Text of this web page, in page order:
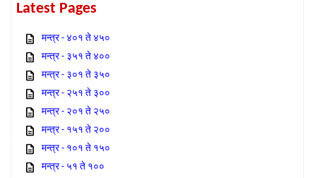
Latest Pages
मन्त्र - ४०१ ते ४५०
मन्त्र - ३५१ ते ४००
मन्त्र - ३०१ ते ३५०
मन्त्र - २५१ ते ३००
मन्त्र - २०१ ते २५०
मन्त्र - १५१ ते २००
मन्त्र - १०१ ते १५०
मन्त्र - ५१ ते १००